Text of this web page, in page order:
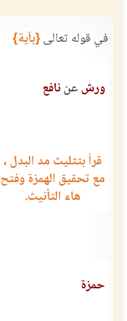
في قوله تعالى{بآية}
ورش عننافع
قرأ بتثليث مد البدل ،
مع تحقيق الهمزة وفتح
هاء التأنيث.
حمزة